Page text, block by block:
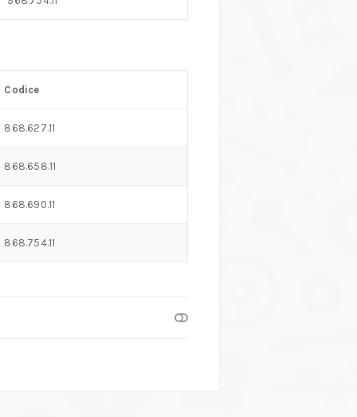
Codice
868.627.11
868.658.11
868.690.11
868.754.11